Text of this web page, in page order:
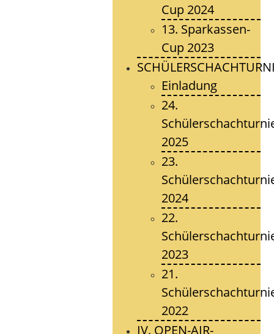
Cup 2024
13. Sparkassen-
Cup 2023
Einladung
24.
2025
23.
2024
22.
2023
21.
2022
IV. OPEN-AIR-